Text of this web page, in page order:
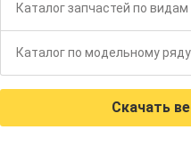
Каталог запчастей по видам
Каталог по модельному ряду
Скачать